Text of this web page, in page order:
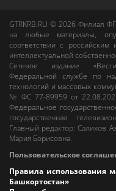
GTRKRB.RU © 2026Филиал
на любые материалы,
соответствии с
интеллектуальной
Сетевое издание «Вести-
Федеральной службе по
технологий и массовых
№ ФС 77-89959 от
Федеральное
государственная
Главный редактор:Салихов
Мария Борисовна.
Пользовательское
Правила использования
Башкортостан»